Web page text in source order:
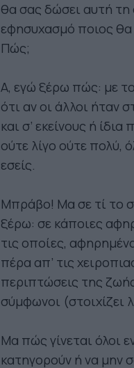
θα σας δώσει αυτή τη
εφησυχασμό ποιος θα
Πώς;
Α, εγώ ξέρω πώς: με
ότι αν οι άλλοι ήταν
και σ’ εκείνους ή
ούτε λίγο ούτε πολύ,
εσείς.
Μπράβο! Μα σε τί το
ξέρω: σε κάποιες
τις οποίες,
πέρα απ’ τις
περιπτώσεις της
σύμφωνοι (στοιχίζει
Μα πώς γίνεται όλοι
κατηγορούν ή να μην